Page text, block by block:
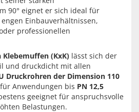
90° eignet er sich ideal für
Einbauverhältnissen,
professionellen
Klebemuffen (KxK) lässt sich der
und druckdicht mit allen
Druckrohren der Dimension 110
Anwendungen bis PN 12,5
geeignet für anspruchsvolle
Belastungen.